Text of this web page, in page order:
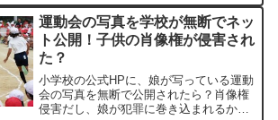
運動会の写真を学校が無断でネッ
ト公開！子供の肖像権が侵害され
た？
小学校の公式HPに、娘が写っている運動
会の写真を無断で公開されたら？肖像権
侵害だし、娘が犯罪に巻き込まれるか